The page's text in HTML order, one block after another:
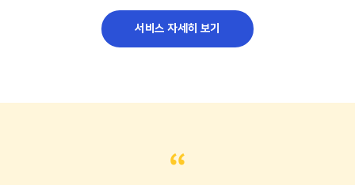
서비스 자세히 보기
“